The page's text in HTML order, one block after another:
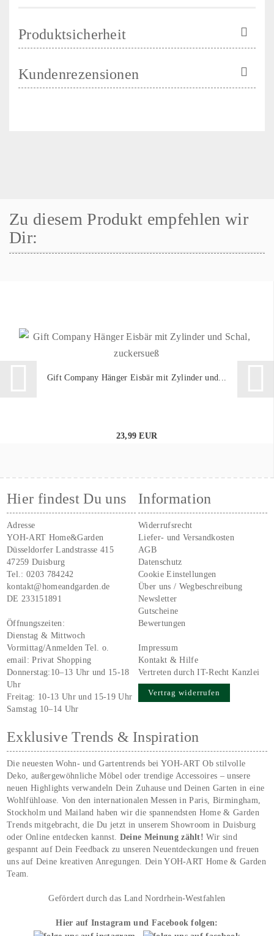
Produktsicherheit
Kundenrezensionen
Zu diesem Produkt empfehlen wir
Dir:
Gift Company Hänger Eisbär mit Zylinder und...
23,99 EUR
Hier findest Du uns
Adresse
YOH-ART Home&Garden
Düsseldorfer Landstrasse 415
47259 Duisburg
Tel.:0203 784242
kontakt@homeandgarden.de
DE 233151891
Öffnungszeiten:
Dienstag & Mittwoch
Vormittag/Anmelden Tel. o.
email:Privat Shopping
Donnerstag:10–13 Uhr und 15-18
Uhr
Freitag: 10-13 Uhr und 15-19 Uhr
Samstag 10–14 Uhr
Information
Widerrufsrecht
Liefer- und Versandkosten
AGB
Datenschutz
Cookie Einstellungen
Über uns / Wegbeschreibung
Newsletter
Gutscheine
Bewertungen
Impressum
Kontakt & Hilfe
Vertreten durch IT-Recht Kanzlei
Vertrag widerrufen
Exklusive Trends & Inspiration
Die neuesten Wohn- und Gartentrends bei YOH‑ART Ob stilvolle
Deko, außergewöhnliche Möbel oder trendige Accessoires – unsere
neuen Highlights verwandeln Dein Zuhause und Deinen Garten in eine
Wohlfühloase. Von den internationalen Messen in Paris, Birmingham,
Stockholm und Mailand haben wir die spannendsten Home & Garden
Trends mitgebracht, die Du jetzt in unserem Showroom in Duisburg
oder Online entdecken kannst. Deine Meinung zählt!Wir sind
gespannt auf Dein Feedback zu unseren Neuentdeckungen und freuen
uns auf Deine kreativen Anregungen. Dein YOH‑ART Home & Garden
Team.
Gefördert durch das Land Nordrhein-Westfahlen
Hier auf Instagram und Facebook folgen: